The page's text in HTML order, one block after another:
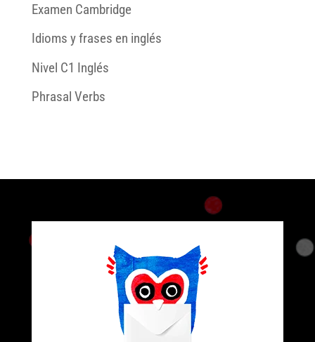
Examen Cambridge
Idioms y frases en inglés
Nivel C1 Inglés
Phrasal Verbs